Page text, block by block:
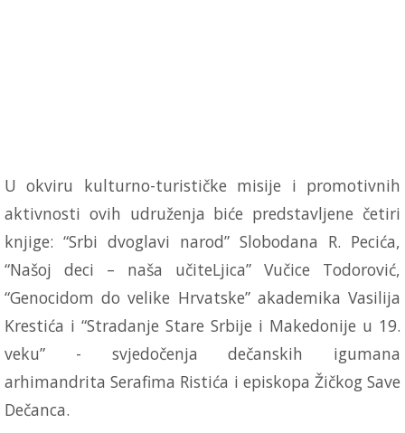
U okviru kulturno-turističke misije i promotivnih
aktivnosti ovih udruženja biće predstavljene četiri
knjige: “Srbi dvoglavi narod” Slobodana R. Pecića,
“Našoj deci – naša učiteLjica” Vučice Todorović,
“Genocidom do velike Hrvatske” akademika Vasilija
Krestića i “Stradanje Stare Srbije i Makedonije u 19.
veku” - svjedočenja dečanskih igumana
arhimandrita Serafima Ristića i episkopa Žičkog Save
Dečanca.